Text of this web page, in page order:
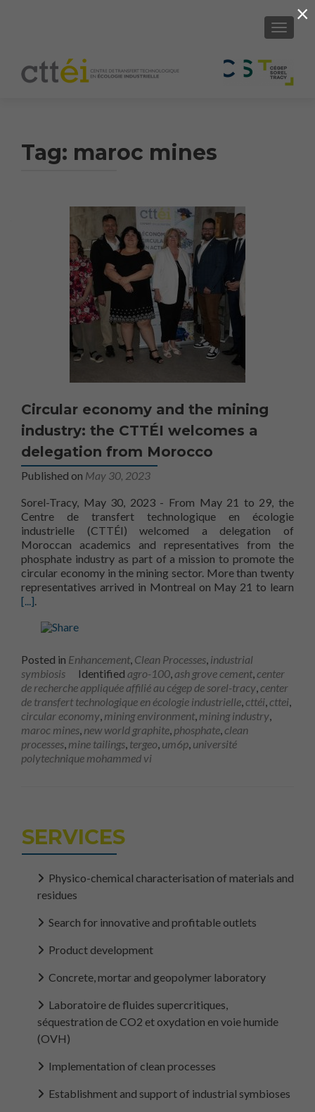
SHOW/
Tag: maroc mines
Circular economy and the mining
industry: the CTTÉI welcomes a
delegation from Morocco
Published on May 30, 2023
Sorel-Tracy, May 30, 2023 - From May 21 to 29, the
Centre de transfert technologique en écologie
industrielle (CTTÉI) welcomed a delegation of
Moroccan academics and representatives from the
phosphate industry as part of a mission to promote the
circular economy in the mining sector. More than twenty
representatives arrived in Montreal on May 21 to learn
[...].
Posted in Enhancement, Clean Processes, industrial
symbiosis
Identified agro-100,ash grove cement,center
de recherche appliquée affilié au cégep de sorel-tracy,center
de transfert technologique en écologie industrielle,cttéi,cttei,
circular economy, mining environment, mining industry,
maroc mines, new world graphite, phosphate,clean
processes, mine tailings, tergeo, um6p, université
polytechnique mohammed vi
SERVICES
Physico-chemical characterisation of materials and
residues
Search for innovative and profitable outlets
Product development
Concrete, mortar and geopolymer laboratory
Laboratoire de fluides supercritiques,
séquestration de CO2 et oxydation en voie humide
(OVH)
Implementation of clean processes
Establishment and support of industrial symbioses
×